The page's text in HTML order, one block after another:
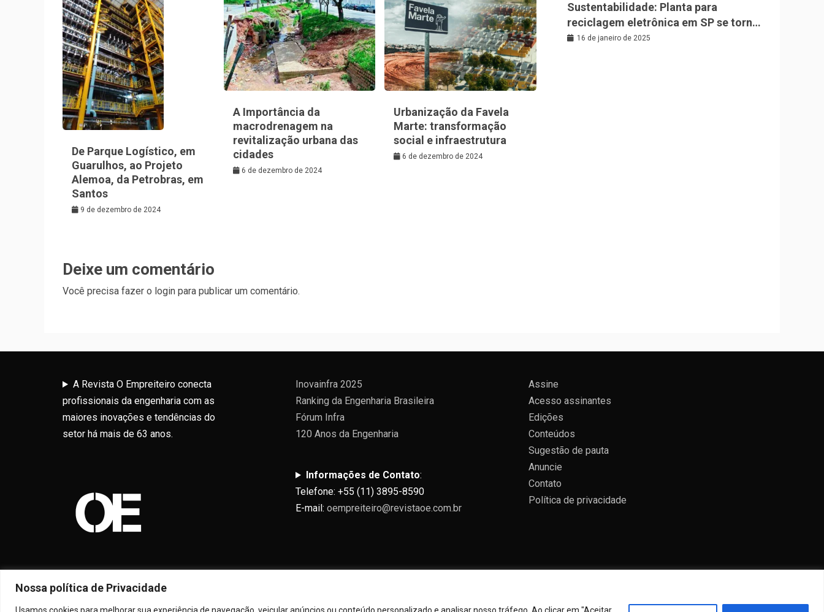
Nossa política de Privacidade
Usamos cookies para melhorar sua experiência de navegação, veicular anúncios ou conteúdo personalizado e analisar nosso tráfego. Ao clicar em "Aceitar
De Parque Logístico, em
Guarulhos, ao Projeto
Alemoa, da Petrobras, em
Santos
9 de dezembro de 2024
A Importância da
macrodrenagem na
revitalização urbana das
cidades
6 de dezembro de 2024
Urbanização da Favela
Marte: transformação
social e infraestrutura
6 de dezembro de 2024
Deixe um comentário
Você precisa fazer o login para publicar um comentário.
Sustentabilidade: Planta para
reciclagem eletrônica em SP se torna
a maior da América Latina
16 de janeiro de 2025
A Revista O Empreiteiro conecta
profissionais da engenharia com as
maiores inovações e tendências do
setor há mais de 63 anos.
Inovainfra 2025
Ranking da Engenharia Brasileira
Fórum Infra
120 Anos da Engenharia
Informações de Contato:
Telefone: +55 (11) 3895-8590
E-mail: oempreiteiro@revistaoe.com.br
Assine
Acesso assinantes
Edições
Conteúdos
Sugestão de pauta
Anuncie
Contato
Política de privacidade